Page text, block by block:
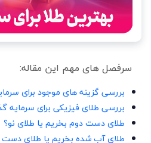
سرفصل های مهم این مقاله:
بررسی گزینه های موجود برای
بررسی طلای فیزیکی برای سرمایه
طلای دست دوم بخریم یا طلای نو؟
طلای آب شده بخریم یا طلای